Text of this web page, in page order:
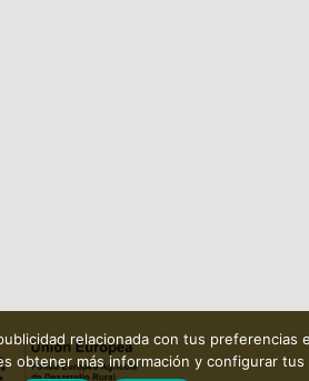
relacionada con tus
obtener más información y configurar